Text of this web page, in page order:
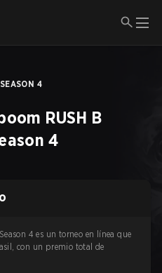
4
RUSH B
4
4 es un torneo en línea que
con un premio total de